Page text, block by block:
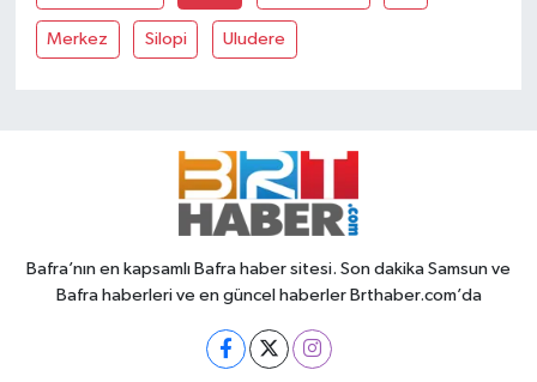
Merkez Silopi Uludere
Bafra’nın en kapsamlı Bafra haber sitesi. Son dakika Samsun ve
Bafra haberleri ve en güncel haberler Brthaber.com’da